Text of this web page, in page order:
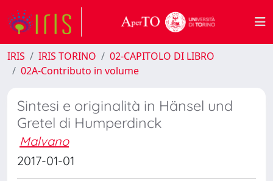
IRIS IRIS TORINO
02-CAPITOLO DI LIBRO
02A-Contributo in volume
Sintesi e originalità in Hänsel und
Gretel di Humperdinck
Malvano
2017-01-01